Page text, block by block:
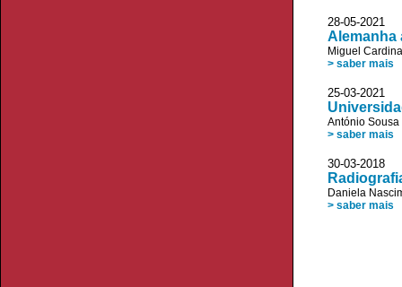
28-05-
Alemanha
Miguel Cardina
> saber mais
25-03-
António
> saber mais
30-03-
Daniela
> saber mais